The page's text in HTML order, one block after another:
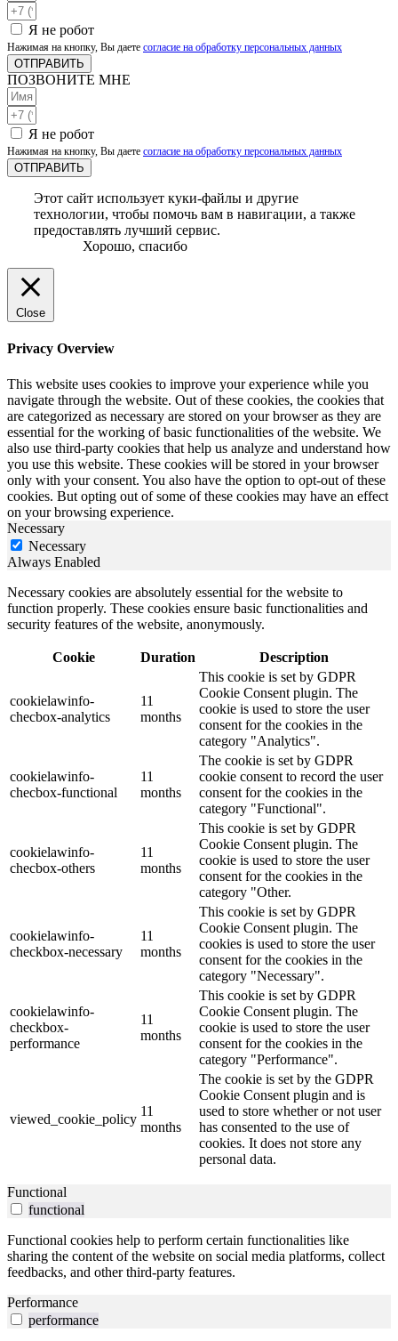
Я не робот
Нажимая на кнопку, Вы даете согласие на обработку персональных данных
ОТПРАВИТЬ
ПОЗВОНИТЕ МНЕ
Я не робот
Нажимая на кнопку, Вы даете согласие на обработку персональных данных
ОТПРАВИТЬ
Этот сайт использует куки-файлы и другие
технологии, чтобы помочь вам в навигации, а также
предоставлять лучший сервис.
Хорошо, спасибо
Close
Privacy Overview
This website uses cookies to improve your experience while you
navigate through the website. Out of these cookies, the cookies that
are categorized as necessary are stored on your browser as they are
essential for the working of basic functionalities of the website. We
also use third-party cookies that help us analyze and understand how
you use this website. These cookies will be stored in your browser
only with your consent. You also have the option to opt-out of these
cookies. But opting out of some of these cookies may have an effect
on your browsing experience.
Necessary
Necessary
Always Enabled
Necessary cookies are absolutely essential for the website to
function properly. These cookies ensure basic functionalities and
security features of the website, anonymously.
Cookie Duration Description
cookielawinfo-
checbox-analytics
11
months
This cookie is set by GDPR
Cookie Consent plugin. The
cookie is used to store the user
consent for the cookies in the
category "Analytics".
cookielawinfo-
checbox-functional
11
months
The cookie is set by GDPR
cookie consent to record the user
consent for the cookies in the
category "Functional".
cookielawinfo-
checbox-others
11
months
This cookie is set by GDPR
Cookie Consent plugin. The
cookie is used to store the user
consent for the cookies in the
category "Other.
cookielawinfo-
checkbox-necessary
11
months
This cookie is set by GDPR
Cookie Consent plugin. The
cookies is used to store the user
consent for the cookies in the
category "Necessary".
cookielawinfo-
checkbox-
performance
11
months
This cookie is set by GDPR
Cookie Consent plugin. The
cookie is used to store the user
consent for the cookies in the
category "Performance".
viewed_cookie_policy
11
months
The cookie is set by the GDPR
Cookie Consent plugin and is
used to store whether or not user
has consented to the use of
cookies. It does not store any
personal data.
Functional
functional
Functional cookies help to perform certain functionalities like
sharing the content of the website on social media platforms, collect
feedbacks, and other third-party features.
Performance
performance